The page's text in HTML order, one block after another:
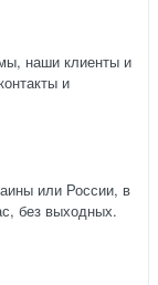
наши клиенты и
и
или России, в
без выходных.